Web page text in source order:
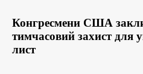
Конгресмени США
тимчасовий захист для
лист